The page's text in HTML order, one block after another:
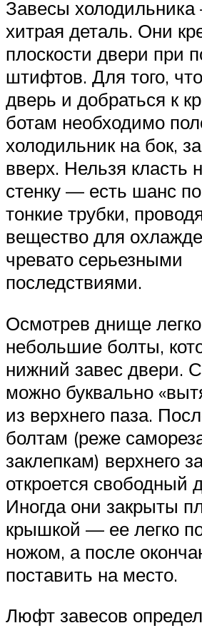
Завесы
хитрая деталь. Они
плоскости двери при
штифтов. Для того,
дверь и добраться к
ботам необходимо
холодильник на бок,
вверх. Нельзя класть
стенку — есть шанс
тонкие трубки,
вещество для
чревато серьезными
последствиями.
Осмотрев днище
небольшие болты,
нижний завес двери.
можно буквально
из верхнего паза.
болтам (реже
заклепкам) верхнего
откроется свободный
Иногда они закрыты
крышкой — ее легко
ножом, а после
поставить на место.
Люфт завесов